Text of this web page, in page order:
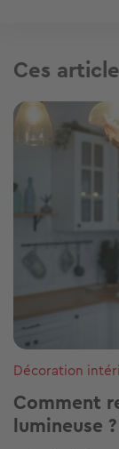
Ces
Image
Décoration
Comment
lumineuse ?